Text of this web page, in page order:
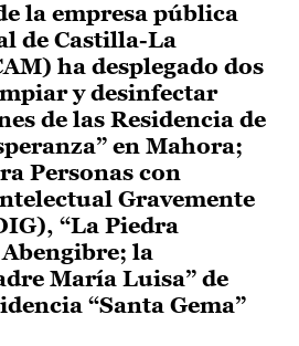
la empresa pública
de Castilla-La
ha desplegado dos
y desinfectar
de las Residencia de
en Mahora;
Personas con
Gravemente
“La Piedra
la
María Luisa” de
“Santa Gema”